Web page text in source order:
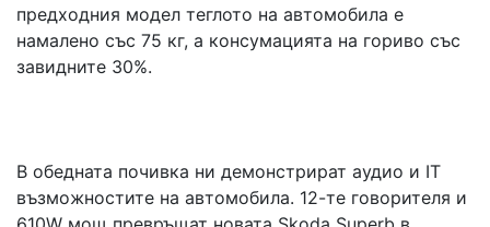
предходния модел теглото на автомобила е
намалено със 75 кг, а консумацията на гориво със
завидните 30%.
В обедната почивка ни демонстрират аудио и IT
възможностите на автомобила. 12-те говорителя и